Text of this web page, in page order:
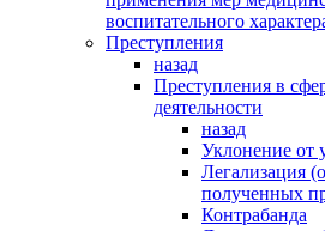
воспитательного
Преступления
назад
Преступления в
деятельности
назад
Уклонение от
Легализация
полученных
Контрабанда